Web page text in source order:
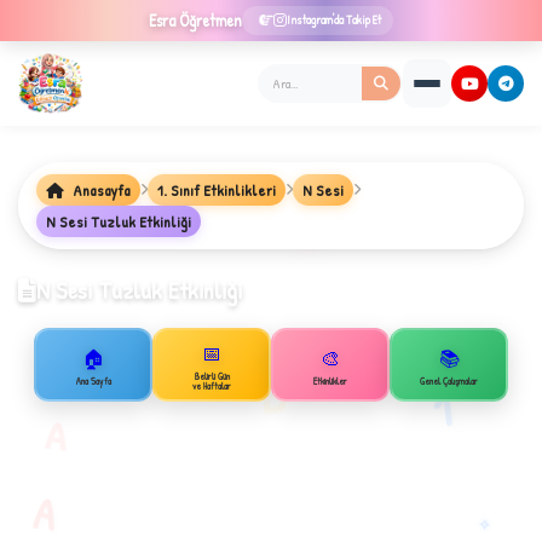
Esra Öğretmen Instagram'da Takip Et
B
✧
Anasayfa 1. Sınıf Etkinlikleri
N Sesi
N Sesi Tuzluk Etkinliği
N Sesi Tuzluk Etkinliği
🏠
Ana Sayfa
📅
Belirli Gün
ve Haftalar
🎨
Etkinlikler
📚
Genel Çalışmalar
1